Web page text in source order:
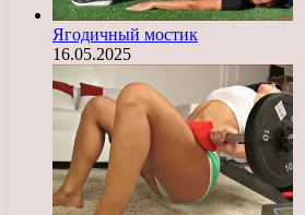
Ягодичный мостик
16.05.2025